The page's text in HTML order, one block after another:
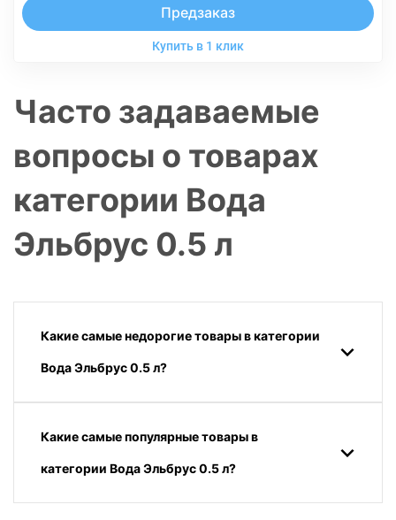
Предзаказ
Купить в 1 клик
Часто задаваемые
вопросы о товарах
категории Вода
Эльбрус 0.5 л
Какие самые недорогие товары в категории
Вода Эльбрус 0.5 л?
Какие самые популярные товары в
категории Вода Эльбрус 0.5 л?